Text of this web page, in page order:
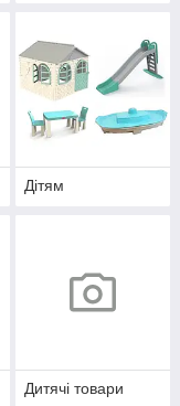
Дітям
Дитячі товари